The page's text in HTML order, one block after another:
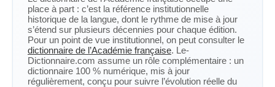
place à part : c’est la référence institutionnelle
historique de la langue, dont le rythme de mise à jour
s’étend sur plusieurs décennies pour chaque édition.
Pour un point de vue institutionnel, on peut consulter le
dictionnaire de l’Académie française. Le-
Dictionnaire.com assume un rôle complémentaire : un
dictionnaire 100 % numérique, mis à jour
régulièrement, conçu pour suivre l’évolution réelle du